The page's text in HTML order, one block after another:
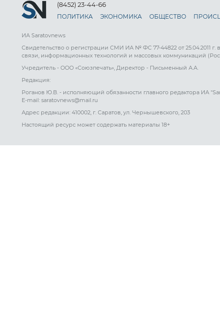
(8452) 23-44-66
ПОЛИТИКА ЭКОНОМИКА ОБЩЕСТВО
ИА Saratovnews
Свидетельство о регистрации СМИ ИА № ФС 77-44822 от 25.04.2011
связи, информационных технологий и массовых коммуникаций
Учредитель - ООО «Союзпечать», Директор - Письменный А.А.
Редакция:
Роганов Ю.В. - исполняющий обязанности главного редактора ИА
E-mail: saratovnews@mail.ru
Адрес редакции: 410002, г. Саратов, ул. Чернышевского, 203
Настоящий ресурс может содержать материалы 18+